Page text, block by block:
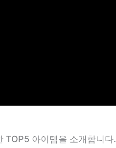
TOP5 아이템을 소개합니다.